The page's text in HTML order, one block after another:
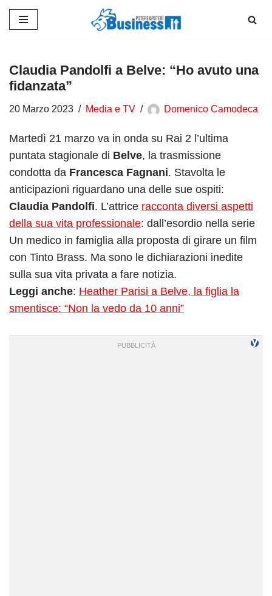
contenuto
Claudia Pandolfi a Belve: “Ho avuto una
fidanzata”
20 Marzo 2023 Media e TV Domenico Camodeca
Martedì 21 marzo va in onda su Rai 2 l’ultima
puntata stagionale di Belve, la trasmissione
condotta da Francesca Fagnani. Stavolta le
anticipazioni riguardano una delle sue ospiti:
Claudia Pandolfi. L’attrice racconta diversi aspetti
della sua vita professionale: dall’esordio nella serie
Un medico in famiglia alla proposta di girare un film
con Tinto Brass. Ma sono le dichiarazioni inedite
sulla sua vita privata a fare notizia.
Leggi anche: Heather Parisi a Belve, la figlia la
smentisce: “Non la vedo da 10 anni”